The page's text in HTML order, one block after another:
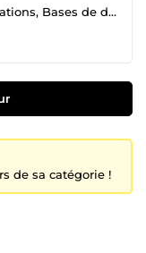
Expert en Airtable, Automatisations, Bases de données et Systèmes d'information.
de sa catégorie !